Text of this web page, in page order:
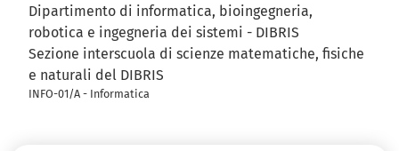
Dipartimento di informatica, bioingegneria,
robotica e ingegneria dei sistemi - DIBRIS
Sezione interscuola di scienze matematiche, fisiche
e naturali del DIBRIS
INFO-01/A - Informatica